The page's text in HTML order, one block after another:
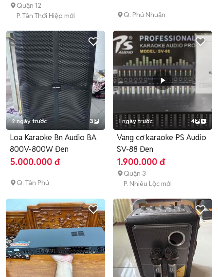
Quận 12
P. Tân Thới Hiệp mới
Q. Phú Nhuận
2 ngày trước 3
Loa Karaoke Bn Audio BA
800V-800W Đen
5.000.000 đ
Q. Tân Phú
1 ngày trước 4
Vang cơ karaoke PS Audio
SV-88 Đen
1.900.000 đ
Quận 3
P. Nhiêu Lộc mới